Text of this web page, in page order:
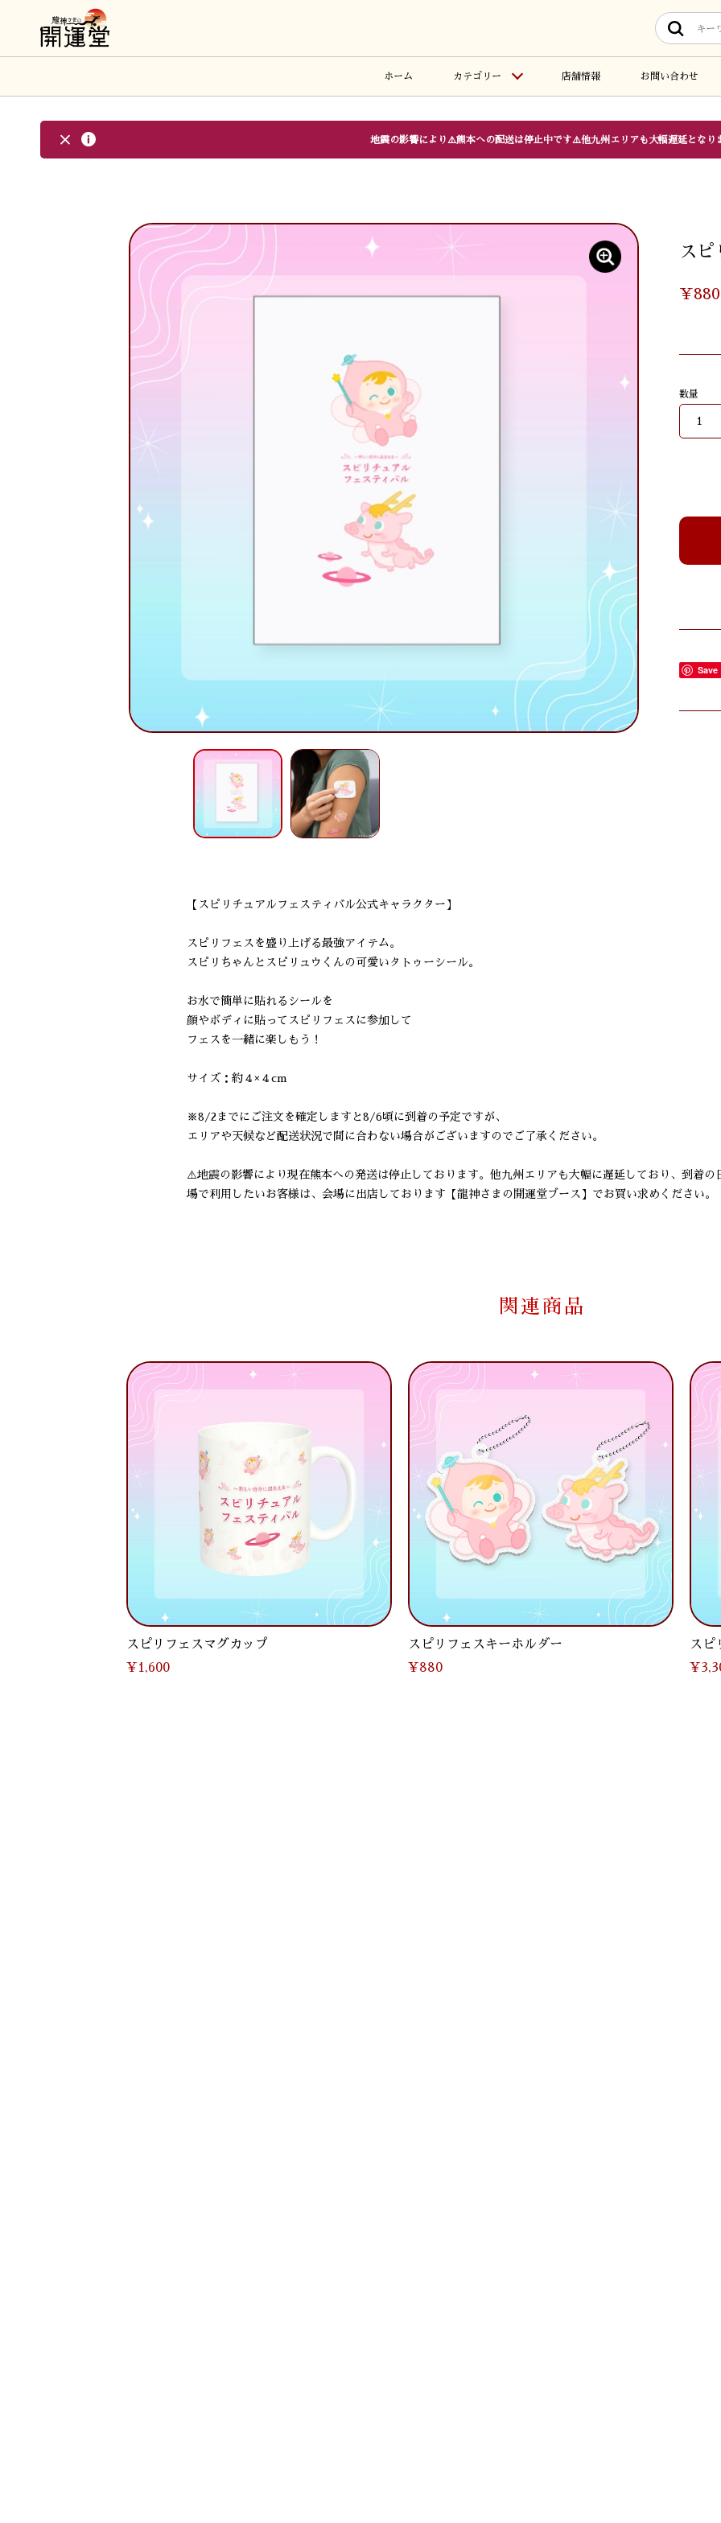
ホーム カテゴリー 店舗情報 お問い合わせ
地震の影響により⚠️熊本への配送は停止中です⚠️他九州エリアも大幅遅延となり
ス
¥880
数量
Save
【スピリチュアルフェスティバル公式キャラクター】
スピリフェスを盛り上げる最強アイテム。
スピリちゃんとスピリュウくんの可愛いタトゥーシール。
お水で簡単に貼れるシールを
顔やボディに貼ってスピリフェスに参加して
フェスを一緒に楽しもう！
サイズ：約４×４cm
※8/2までにご注文を確定しますと8/6頃に到着の予定ですが、
エリアや天候など配送状況で間に合わない場合がございますのでご了承ください。
⚠️地震の影響により現在熊本への発送は停止しております。他九州エリアも大幅に遅延しており、到着の
場で利用したいお客様は、会場に出店しております【龍神さまの開運堂ブース】でお買い求めください。
関連商品
スピリフェスマグカップ
¥1,600
スピリフェスキーホルダー
¥880
スピ